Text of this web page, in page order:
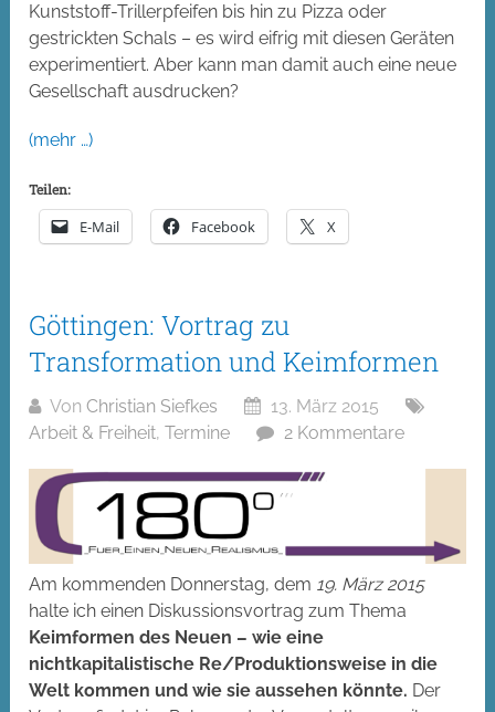
Kunststoff-Trillerpfeifen bis hin zu Pizza oder
gestrickten Schals – es wird eifrig mit diesen Geräten
experimentiert. Aber kann man damit auch eine neue
Gesellschaft ausdrucken?
(mehr …)
Teilen:
E-Mail Facebook X
Göttingen: Vortrag zu
Transformation und Keimformen
VonChristian Siefkes
13. März 2015
Arbeit & Freiheit,Termine 2 Kommentare
Am kommenden Donnerstag, dem 19. März 2015
halte ich einen Diskussionsvortrag zum Thema
Keimformen des Neuen – wie eine
nichtkapitalistische Re/Produktionsweise in die
Welt kommen und wie sie aussehen könnte. Der